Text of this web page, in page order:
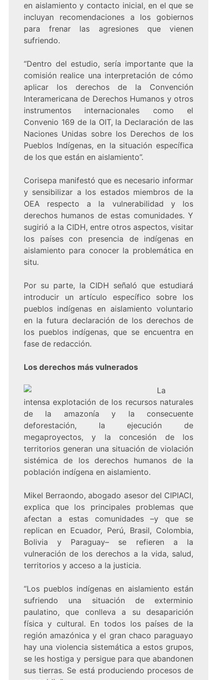
en aislamiento y contacto inicial, en el que se
incluyan recomendaciones a los gobiernos
para frenar las agresiones que vienen
sufriendo.
“Dentro del estudio, sería importante que la
comisión realice una interpretación de cómo
aplicar los derechos de la Convención
Interamericana de Derechos Humanos y otros
instrumentos internacionales como el
Convenio 169 de la OIT, la Declaración de las
Naciones Unidas sobre los Derechos de los
Pueblos Indígenas, en la situación específica
de los que están en aislamiento”.
Corisepa manifestó que es necesario informar
y sensibilizar a los estados miembros de la
OEA respecto a la vulnerabilidad y los
derechos humanos de estas comunidades. Y
sugirió a la CIDH, entre otros aspectos, visitar
los países con presencia de indígenas en
aislamiento para conocer la problemática en
situ.
Por su parte, la CIDH señaló que estudiará
introducir un artículo específico sobre los
pueblos indígenas en aislamiento voluntario
en la futura declaración de los derechos de
los pueblos indígenas, que se encuentra en
fase de redacción.
Los derechos más vulnerados
La
intensa explotación de los recursos naturales
de la amazonía y la consecuente
deforestación, la ejecución de
megaproyectos, y la concesión de los
territorios generan una situación de violación
sistémica de los derechos humanos de la
población indígena en aislamiento.
Mikel Berraondo, abogado asesor del CIPIACI,
explica que los principales problemas que
afectan a estas comunidades –y que se
replican en Ecuador, Perú, Brasil, Colombia,
Bolivia y Paraguay– se refieren a la
vulneración de los derechos a la vida, salud,
territorios y acceso a la justicia.
“Los pueblos indígenas en aislamiento están
sufriendo una situación de exterminio
paulatino, que conlleva a su desaparición
física y cultural. En todos los países de la
región amazónica y el gran chaco paraguayo
hay una violencia sistemática a estos grupos,
se les hostiga y persigue para que abandonen
sus tierras. Se está produciendo procesos de